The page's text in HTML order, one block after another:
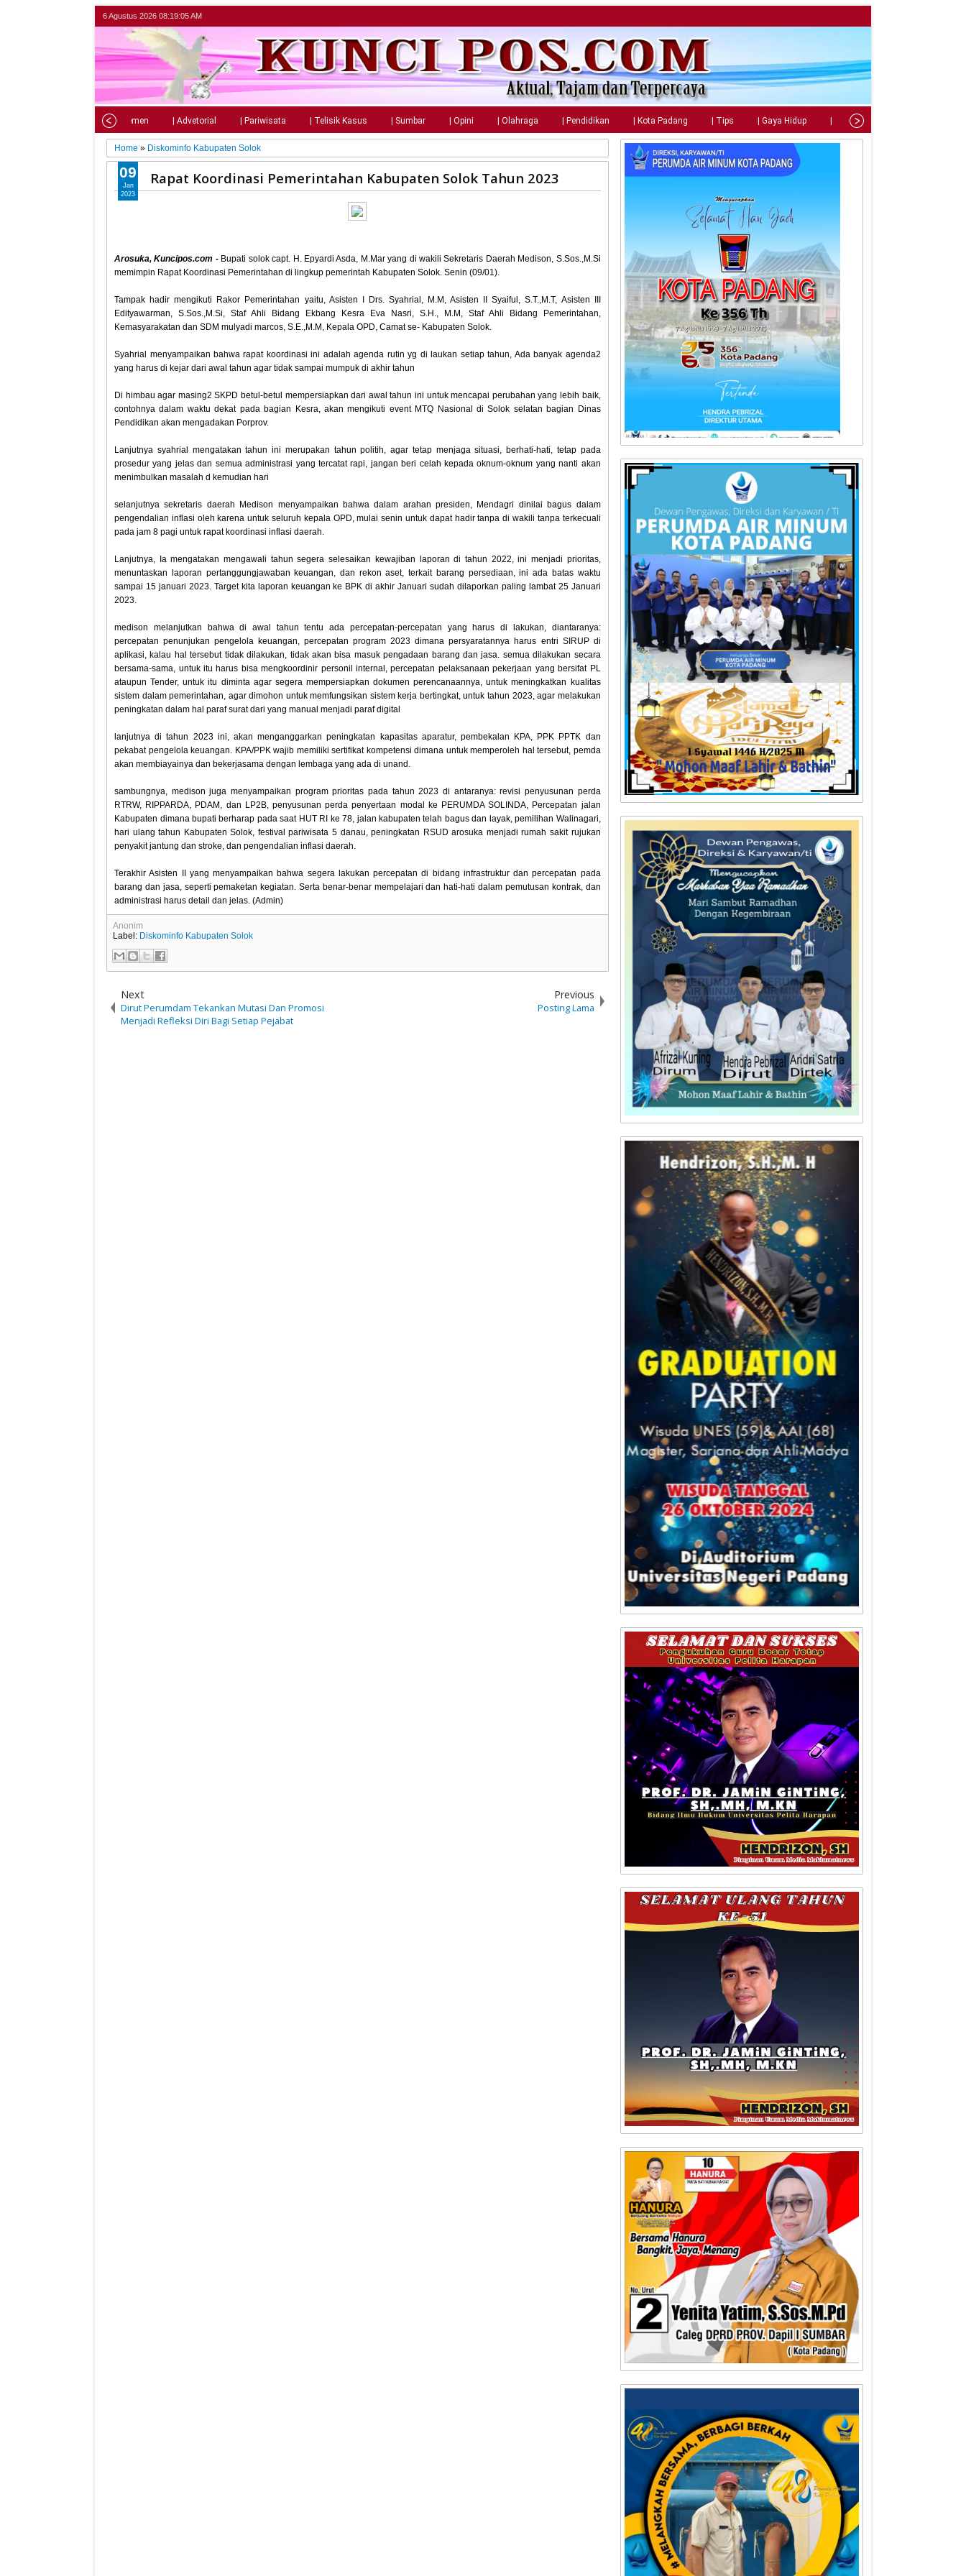
6 Agustus 2026 08:19:06 AM
| Parlemen | Advetorial | Pariwisata | Telisik Kasus | Sumbar | Opini | Olahraga | Pendidikan | Kota Padang | Tips | Gaya Hidup | Teknologi
Home » Diskominfo Kabupaten Solok
Rapat Koordinasi Pemerintahan Kabupaten Solok Tahun 2023
Arosuka, Kuncipos.com - Bupati solok capt. H. Epyardi Asda, M.Mar yang di wakili Sekretaris Daerah Medison, S.Sos.,M.Si
memimpin Rapat Koordinasi Pemerintahan di lingkup pemerintah Kabupaten Solok. Senin (09/01).
Tampak hadir mengikuti Rakor Pemerintahan yaitu, Asisten I Drs. Syahrial, M.M, Asisten II Syaiful, S.T.,M.T, Asisten III
Edityawarman, S.Sos.,M.Si, Staf Ahli Bidang Ekbang Kesra Eva Nasri, S.H., M.M, Staf Ahli Bidang Pemerintahan,
Kemasyarakatan dan SDM mulyadi marcos, S.E.,M.M, Kepala OPD, Camat se- Kabupaten Solok.
Syahrial menyampaikan bahwa rapat koordinasi ini adalah agenda rutin yg di laukan setiap tahun, Ada banyak agenda2
yang harus di kejar dari awal tahun agar tidak sampai mumpuk di akhir tahun
Di himbau agar masing2 SKPD betul-betul mempersiapkan dari awal tahun ini untuk mencapai perubahan yang lebih baik,
contohnya dalam waktu dekat pada bagian Kesra, akan mengikuti event MTQ Nasional di Solok selatan bagian Dinas
Pendidikan akan mengadakan Porprov.
Lanjutnya syahrial mengatakan tahun ini merupakan tahun politih, agar tetap menjaga situasi, berhati-hati, tetap pada
prosedur yang jelas dan semua administrasi yang tercatat rapi, jangan beri celah kepada oknum-oknum yang nanti akan
menimbulkan masalah d kemudian hari
selanjutnya sekretaris daerah Medison menyampaikan bahwa dalam arahan presiden, Mendagri dinilai bagus dalam
pengendalian inflasi oleh karena untuk seluruh kepala OPD, mulai senin untuk dapat hadir tanpa di wakili tanpa terkecuali
pada jam 8 pagi untuk rapat koordinasi inflasi daerah.
Lanjutnya, Ia mengatakan mengawali tahun segera selesaikan kewajiban laporan di tahun 2022, ini menjadi prioritas,
menuntaskan laporan pertanggungjawaban keuangan, dan rekon aset, terkait barang persediaan, ini ada batas waktu
sampai 15 januari 2023. Target kita laporan keuangan ke BPK di akhir Januari sudah dilaporkan paling lambat 25 Januari
2023.
medison melanjutkan bahwa di awal tahun tentu ada percepatan-percepatan yang harus di lakukan, diantaranya:
percepatan penunjukan pengelola keuangan, percepatan program 2023 dimana persyaratannya harus entri SIRUP di
aplikasi, kalau hal tersebut tidak dilakukan, tidak akan bisa masuk pengadaan barang dan jasa. semua dilakukan secara
bersama-sama, untuk itu harus bisa mengkoordinir personil internal, percepatan pelaksanaan pekerjaan yang bersifat PL
ataupun Tender, untuk itu diminta agar segera mempersiapkan dokumen perencanaannya, untuk meningkatkan kualitas
sistem dalam pemerintahan, agar dimohon untuk memfungsikan sistem kerja bertingkat, untuk tahun 2023, agar melakukan
peningkatan dalam hal paraf surat dari yang manual menjadi paraf digital
lanjutnya di tahun 2023 ini, akan menganggarkan peningkatan kapasitas aparatur, pembekalan KPA, PPK PPTK dan
pekabat pengelola keuangan. KPA/PPK wajib memiliki sertifikat kompetensi dimana untuk memperoleh hal tersebut, pemda
akan membiayainya dan bekerjasama dengan lembaga yang ada di unand.
sambungnya, medison juga menyampaikan program prioritas pada tahun 2023 di antaranya: revisi penyusunan perda
RTRW, RIPPARDA, PDAM, dan LP2B, penyusunan perda penyertaan modal ke PERUMDA SOLINDA, Percepatan jalan
Kabupaten dimana bupati berharap pada saat HUT RI ke 78, jalan kabupaten telah bagus dan layak, pemilihan Walinagari,
hari ulang tahun Kabupaten Solok, festival pariwisata 5 danau, peningkatan RSUD arosuka menjadi rumah sakit rujukan
penyakit jantung dan stroke, dan pengendalian inflasi daerah.
Terakhir Asisten II yang menyampaikan bahwa segera lakukan percepatan di bidang infrastruktur dan percepatan pada
barang dan jasa, seperti pemaketan kegiatan. Serta benar-benar mempelajari dan hati-hati dalam pemutusan kontrak, dan
administrasi harus detail dan jelas. (Admin)
09
Jan
2023
Anonim
Label: Diskominfo Kabupaten Solok
Next
Dirut Perumdam Tekankan Mutasi Dan Promosi
Menjadi Refleksi Diri Bagi Setiap Pejabat
Previous
Posting Lama